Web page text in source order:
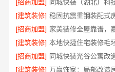
[招商加盟]
[建筑装修]
[招商加盟] 家美装修全屋靠谱，
[建筑装修]
[招商加盟] 同城快装光谷公寓改
[建筑装修] 万赢饰家：局部改造